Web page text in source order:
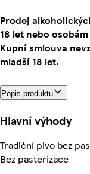
Prodej
18 let nebo
Kupní smlouva
mladší 18 let.
Popis produktu
Hlavní výhody
Tradiční pivo bez
Bez pasterizace